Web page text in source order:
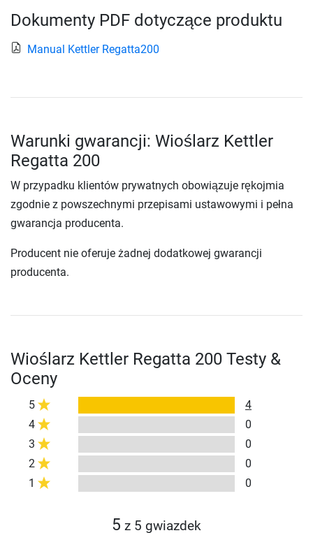
Dokumenty PDF dotyczące produktu
Manual Kettler Regatta200
Warunki gwarancji: Wioślarz Kettler
Regatta 200
W przypadku klientów prywatnych obowiązuje rękojmia
zgodnie z powszechnymi przepisami ustawowymi i pełna
gwarancja producenta.
Producent nie oferuje żadnej dodatkowej gwarancji
producenta.
Wioślarz Kettler Regatta 200 Testy &
Oceny
5
4
4
0
3
0
2
0
1
0
5 z 5 gwiazdek